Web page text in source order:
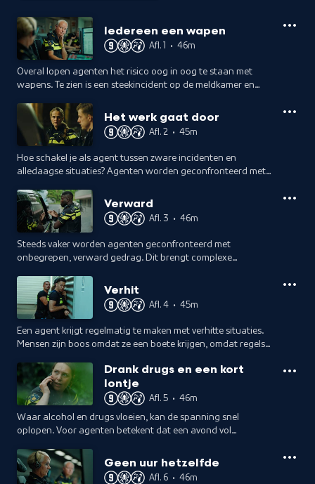
Iedereen een wapen
Afl. 1 • 46m
Overal lopen agenten het risico oog in oog te staan met
wapens. Te zien is een steekincident op de meldkamer en
Het werk gaat door
Afl. 2 • 45m
Hoe schakel je als agent tussen zware incidenten en
alledaagse situaties? Agenten worden geconfronteerd met
gewoon doorgaat.
Verward
Afl. 3 • 46m
Steeds vaker worden agenten geconfronteerd met
onbegrepen, verward gedrag. Dit brengt complexe
geweld te gebruiken?Verhit
Afl. 4 • 45m
Een agent krijgt regelmatig te maken met verhitte situaties.
Mensen zijn boos omdat ze een boete krijgen, omdat regels
willen worden.
Drank drugs en een kort
lontje
Afl. 5 • 46m
Waar alcohol en drugs vloeien, kan de spanning snel
oplopen. Voor agenten betekent dat een avond vol
Geen uur hetzelfde
Afl. 6 • 46m